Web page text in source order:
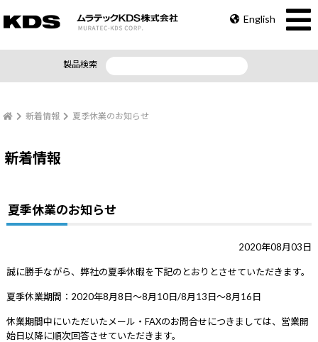
English
製品検索
新着情報 夏季休業のお知らせ
新着情報
夏季休業のお知らせ
2020年08月03日
誠に勝手ながら、弊社の夏季休暇を下記のとおりとさせていただきます。
夏季休業期間：2020年8月8日～8月10日/8月13日～8月16日
休業期間中にいただいたメール・FAXのお問合せにつきましては、営業開
始日以降に順次回答させていただきます。